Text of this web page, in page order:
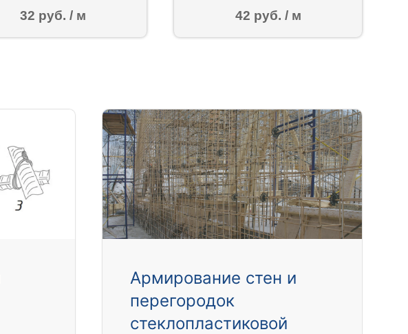
32 руб. / м 42 руб. / м
Армирование стен и
перегородок
стеклопластиковой